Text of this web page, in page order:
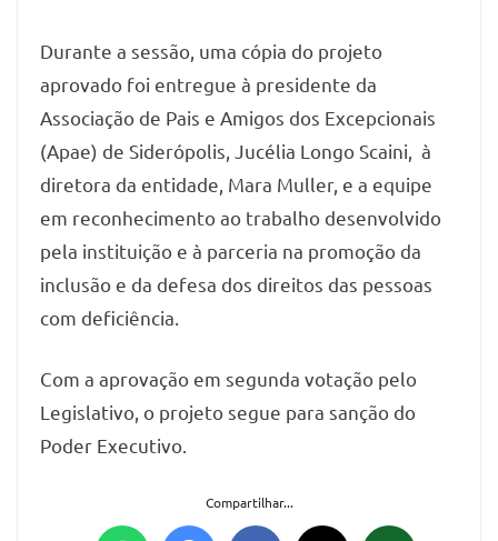
Durante a sessão, uma cópia do projeto
aprovado foi entregue à presidente da
Associação de Pais e Amigos dos Excepcionais
(Apae) de Siderópolis, Jucélia Longo Scaini, à
diretora da entidade, Mara Muller, e a equipe
em reconhecimento ao trabalho desenvolvido
pela instituição e à parceria na promoção da
inclusão e da defesa dos direitos das pessoas
com deficiência.
Com a aprovação em segunda votação pelo
Legislativo, o projeto segue para sanção do
Poder Executivo.
Compartilhar...